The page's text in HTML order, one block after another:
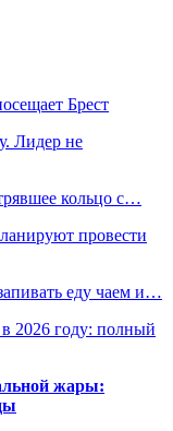
Брест
Лидер не
кольцо с…
провести
еду чаем и…
2026 году: полный
жары: